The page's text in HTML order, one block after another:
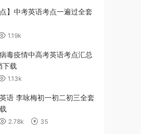
点】中考英语考点一遍过全套
1.19k
毒疫情中高考英语考点汇总
下载
1.13k
语 李咏梅初一初二初三全套
2.78k 35